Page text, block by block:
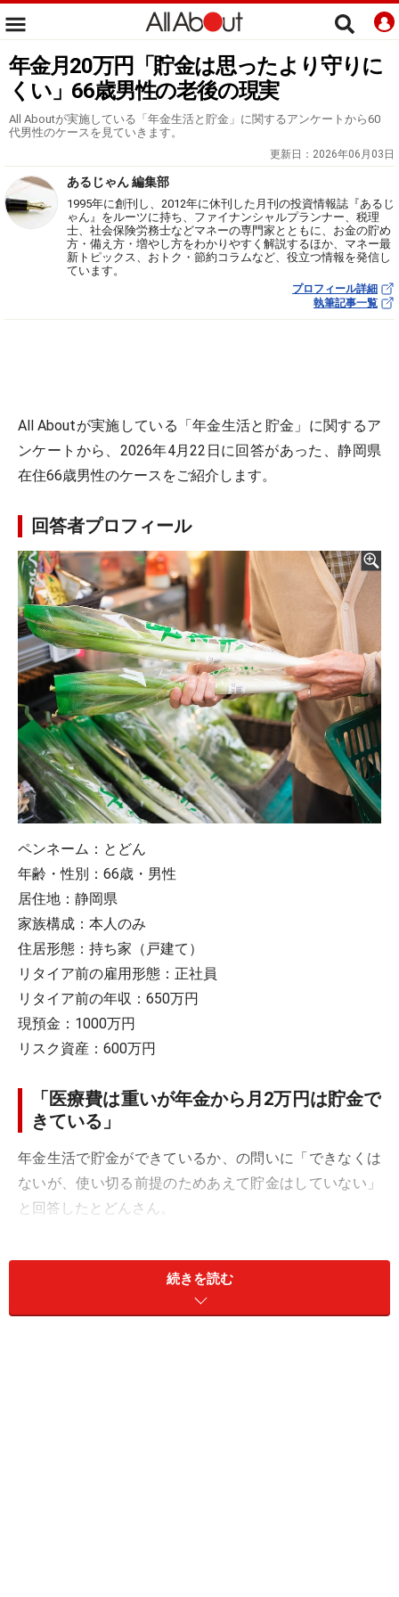
年金月20万円「貯金は思ったより守りに
くい」66歳男性の老後の現実
All Aboutが実施している「年金生活と貯金」に関するアンケートから60
代男性のケースを見ていきます。
更新日： 2026年06月03日
あるじゃん 編集部
1995年に創刊し、2012年に休刊した月刊の投資情報誌『あるじ
ゃん』をルーツに持ち、ファイナンシャルプランナー、税理
士、社会保険労務士などマネーの専門家とともに、お金の貯め
方・備え方・増やし方をわかりやすく解説するほか、マネー最
新トピックス、おトク・節約コラムなど、役立つ情報を発信し
ています。
プロフィール詳細
執筆記事一覧
All Aboutが実施している「年金生活と貯金」に関するア
ンケートから、2026年4月22日に回答があった、静岡県
在住66歳男性のケースをご紹介します。
回答者プロフィール
ペンネーム：とどん
年齢・性別：66歳・男性
居住地：静岡県
家族構成：本人のみ
住居形態：持ち家（戸建て）
リタイア前の雇用形態：正社員
リタイア前の年収：650万円
現預金：1000万円
リスク資産：600万円
「医療費は重いが年金から月2万円は貯金で
きている」
年金生活で貯金ができているか、の問いに「できなくは
ないが、使い切る前提のためあえて貯金はしていない」
と回答したとどんさん。
うち、平均すると「月2万円」ほどは貯蓄に回している
続きを読む